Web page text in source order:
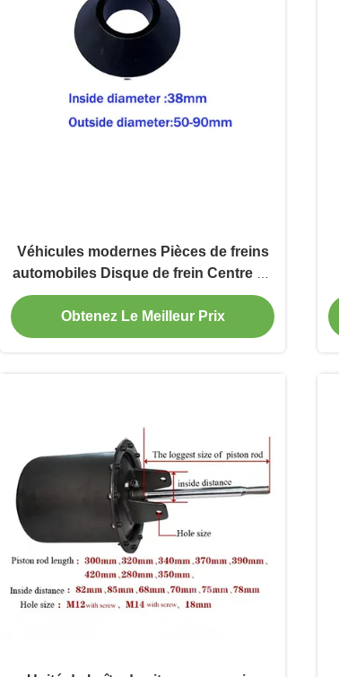
Véhicules modernes Pièces de freins
automobiles Disque de frein Centre de
cône
Obtenez Le Meilleur Prix